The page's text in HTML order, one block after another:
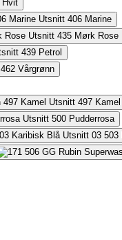
Hvit
406 Marine
435 Mørk Rose
439 Petrol
462 Vårgrønn
497 Kamel
500 Pudderrosa
503